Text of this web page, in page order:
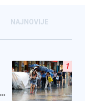
NAJNOVIJE
1